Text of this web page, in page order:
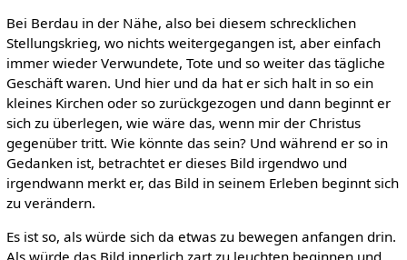
Bei Berdau in der Nähe, also bei diesem schrecklichen
Stellungskrieg, wo nichts weitergegangen ist, aber einfach
immer wieder Verwundete, Tote und so weiter das tägliche
Geschäft waren. Und hier und da hat er sich halt in so ein
kleines Kirchen oder so zurückgezogen und dann beginnt er
sich zu überlegen, wie wäre das, wenn mir der Christus
gegenüber tritt. Wie könnte das sein? Und während er so in
Gedanken ist, betrachtet er dieses Bild irgendwo und
irgendwann merkt er, das Bild in seinem Erleben beginnt sich
zu verändern.
Es ist so, als würde sich da etwas zu bewegen anfangen drin.